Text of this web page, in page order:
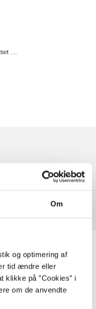
Om
og optimering af
tid ændre eller
på ”Cookies” i
om de anvendte
...
udgivelser